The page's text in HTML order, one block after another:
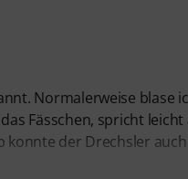
Normalerweise blase
Fässchen, spricht leicht
konnte der Drechsler auch